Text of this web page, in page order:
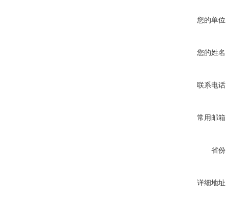
您的单位
您的姓名
联系电话
常用邮箱
省份
详细地址